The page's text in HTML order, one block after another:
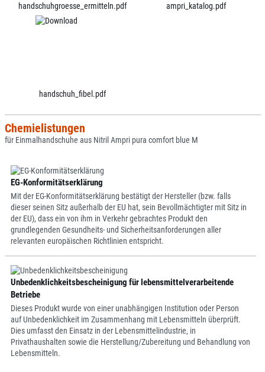
handschuhgroesse_ermitteln.pdf ampri_katalog.pdf
handschuh_fibel.pdf
Chemielistungen
für Einmalhandschuhe aus Nitril Ampri pura comfort blue M
EG-Konformitätserklärung
Mit der EG-Konformitätserklärung bestätigt der Hersteller (bzw. falls
dieser seinen Sitz außerhalb der EU hat, sein Bevollmächtigter mit Sitz in
der EU), dass ein von ihm in Verkehr gebrachtes Produkt den
grundlegenden Gesundheits- und Sicherheitsanforderungen aller
relevanten europäischen Richtlinien entspricht.
Unbedenklichkeitsbescheinigung für lebensmittelverarbeitende
Betriebe
Dieses Produkt wurde von einer unabhängigen Institution oder Person
auf Unbedenklichkeit im Zusammenhang mit Lebensmitteln überprüft.
Dies umfasst den Einsatz in der Lebensmittelindustrie, in
Privathaushalten sowie die Herstellung/Zubereitung und Behandlung von
Lebensmitteln.